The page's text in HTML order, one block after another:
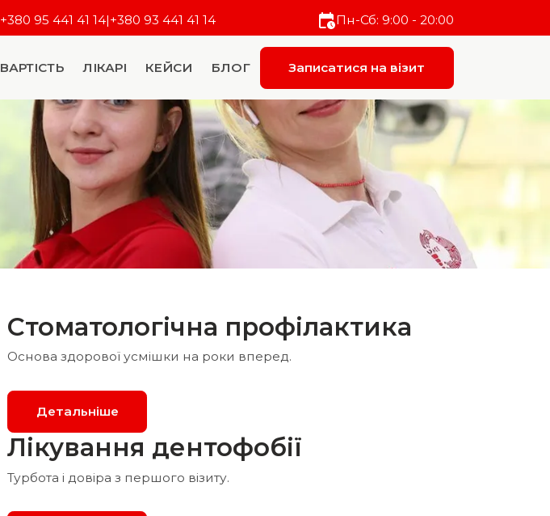
+380 95 441 41 14|+380 93 441 41 14 Пн-Сб: 9:00 - 20:00
ВАРТІСТЬ ЛІКАРІ КЕЙСИ БЛОГ Записатися на візит
Стоматологічна профілактика
Основа здорової усмішки на роки вперед.
Детальніше
Лікування дентофобії
Турбота і довіра з першого візиту.